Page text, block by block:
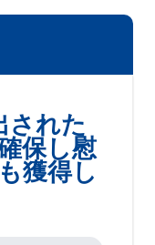
された
保し慰
獲得し